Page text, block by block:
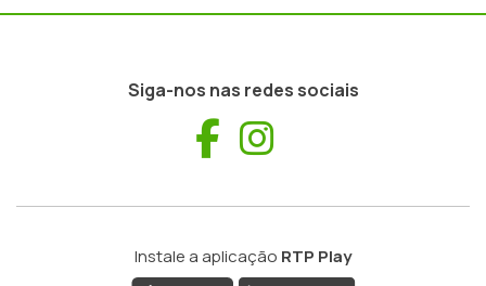
Siga-nos nas redes sociais
Facebook
Instale a aplicação RTP Play